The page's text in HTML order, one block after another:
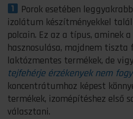
Porok esetében
izolátum készítményekkel
polcain. Ez az a típus, aminek
hasznosulása, majdnem tiszta
laktózmentes termékek, de
tejfehérje érzékenyek nem
koncentrátumhoz képest
termékek, izomépítéshez első
választani.